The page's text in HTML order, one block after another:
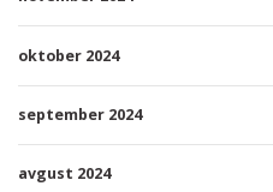
oktober 2024
september 2024
avgust 2024